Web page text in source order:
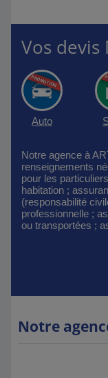
Vos devis
Auto
Notre agence à
renseignements
pour les
habitation ;
(responsabilité
professionnelle ;
ou transportées ;
Notre